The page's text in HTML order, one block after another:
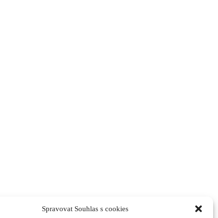
Spravovat Souhlas s cookies